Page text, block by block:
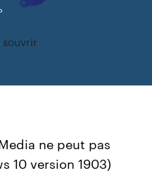
ne peut pas
10 version 1903)